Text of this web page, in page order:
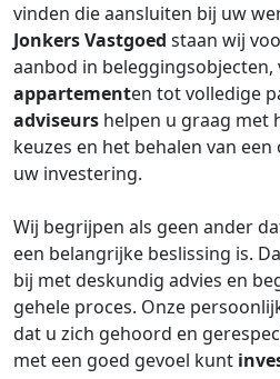
vinden die aansluiten bij uw
Jonkers Vastgoed staan wij
aanbod in beleggingsobjecten,
appartementen tot volledige
adviseurs helpen u graag met
keuzes en het behalen van
uw investering.
Wij begrijpen als geen ander
een belangrijke beslissing is.
bij met deskundig advies en
gehele proces. Onze
dat u zich gehoord en
met een goed gevoel kunt